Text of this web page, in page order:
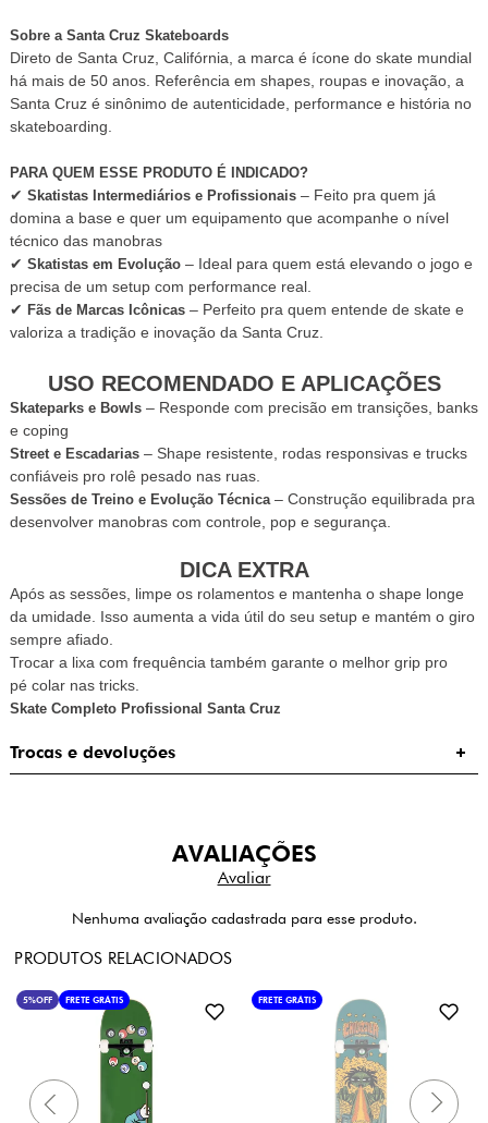
Sobre a Santa Cruz Skateboards
Direto de Santa Cruz, Califórnia, a marca é ícone do skate mundial
há mais de 50 anos. Referência em shapes, roupas e inovação, a
Santa Cruz é sinônimo de autenticidade, performance e história no
skateboarding.
PARA QUEM ESSE PRODUTO É
INDICADO?
✔ Skatistas Intermediários e Profissionais– Feito pra quem já
domina a base e quer um equipamento que acompanhe o nível
técnico das manobras
✔ Skatistas em Evolução– Ideal para quem está elevando o jogo e
precisa de um setup com performance real.
✔ Fãs de Marcas Icônicas– Perfeito pra quem entende de skate e
valoriza a tradição e inovação da Santa Cruz.
USO RECOMENDADO E APLICAÇÕES
Skateparks e Bowls– Responde com precisão em transições, banks
e coping
Street e Escadarias– Shape resistente, rodas responsivas e trucks
confiáveis pro rolê pesado nas ruas.
Sessões de Treino e Evolução Técnica– Construção equilibrada pra
desenvolver manobras com controle, pop e segurança.
DICA EXTRA
Após as sessões, limpe os rolamentos e mantenha o shape longe
da umidade. Isso aumenta a vida útil do seu setup e mantém o giro
sempre afiado.
Trocar a lixa com frequência também garante o melhor grip pro
pé colar nas tricks.
Skate Completo Profissional Santa Cruz
Trocas e devoluções
AVALIAÇÕES
Nenhuma avaliação cadastrada para esse produto.
PRODUTOS RELACIONADOS
5%OFF FRETE GRÁTIS FRETE GRÁTIS